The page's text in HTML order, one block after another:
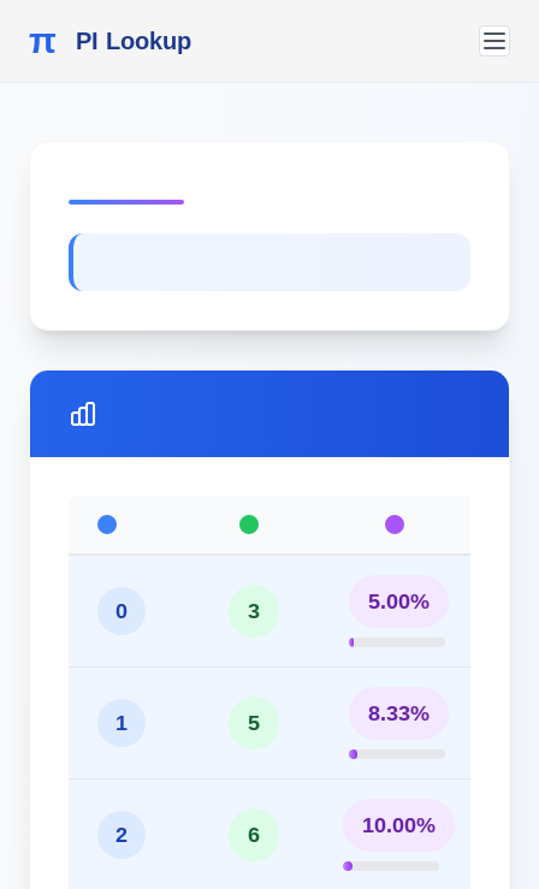
π PI Lookup
0 3 5.00%
1 5 8.33%
2 6 10.00%